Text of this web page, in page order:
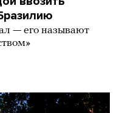
— его называют